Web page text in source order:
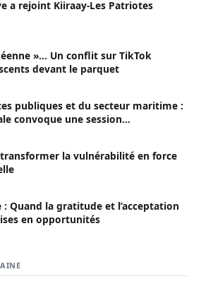
a rejoint Kiiraay-Les Patriotes
»… Un conflit sur TikTok
devant le parquet
publiques et du secteur maritime :
convoque une session
transformer la vulnérabilité en force
: Quand la gratitude et l’acceptation
en opportunités